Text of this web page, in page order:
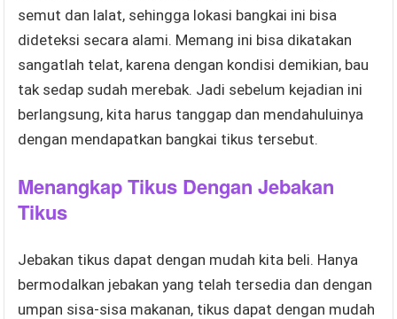
semut dan lalat, sehingga lokasi bangkai ini bisa
dideteksi secara alami. Memang ini bisa dikatakan
sangatlah telat, karena dengan kondisi demikian, bau
tak sedap sudah merebak. Jadi sebelum kejadian ini
berlangsung, kita harus tanggap dan mendahuluinya
dengan mendapatkan bangkai tikus tersebut.
Menangkap Tikus Dengan Jebakan
Tikus
Jebakan tikus dapat dengan mudah kita beli. Hanya
bermodalkan jebakan yang telah tersedia dan dengan
umpan sisa-sisa makanan, tikus dapat dengan mudah